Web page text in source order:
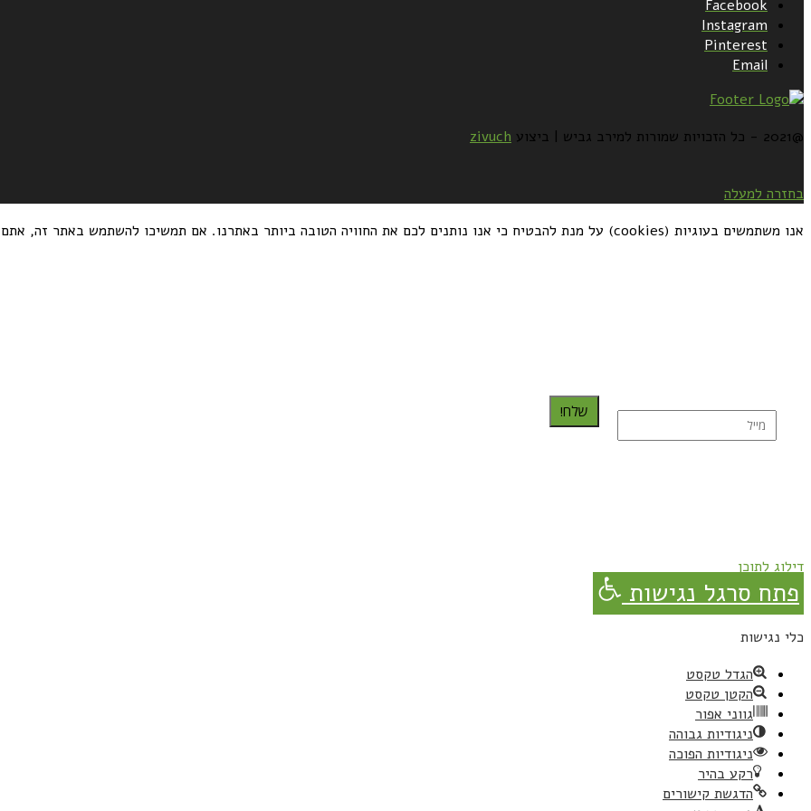
Facebook
Instagram
Pinterest
Email
@2021 - כל הזכויות שמורות למירב גביש | ביצוע zivuch
בחזרה למעלה
אנו משתמשים בעוגיות (cookies) על מנת להבטיח כי אנו נותנים לכם את החוויה הטובה ביותר באתרנו. אם תמשיכו להשתמש באתר זה, אתם מסכימים לזה
שלח!
דילוג לתוכן
פתח סרגל נגישות
כלי נגישות
הגדל טקסט
הקטן טקסט
גווני אפור
ניגודיות גבוהה
ניגודיות הפוכה
רקע בהיר
הדגשת קישורים